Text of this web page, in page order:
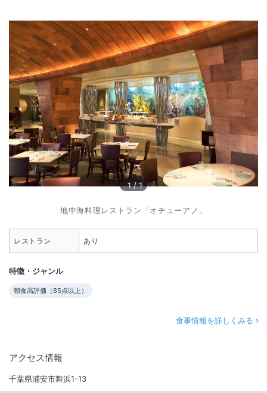
1 /1
地中海料理レストラン「オチェーアノ」
レストラン あり
特徴・ジャンル
朝食高評価（85点以上）
食事情報を詳しくみる
アクセス情報
千葉県浦安市舞浜1-13